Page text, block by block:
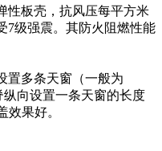
板壳，抗风压每平方米
7级强震。其防火阻燃性能
多条天窗（一般为
纵向设置一条天窗的长度
效果好。